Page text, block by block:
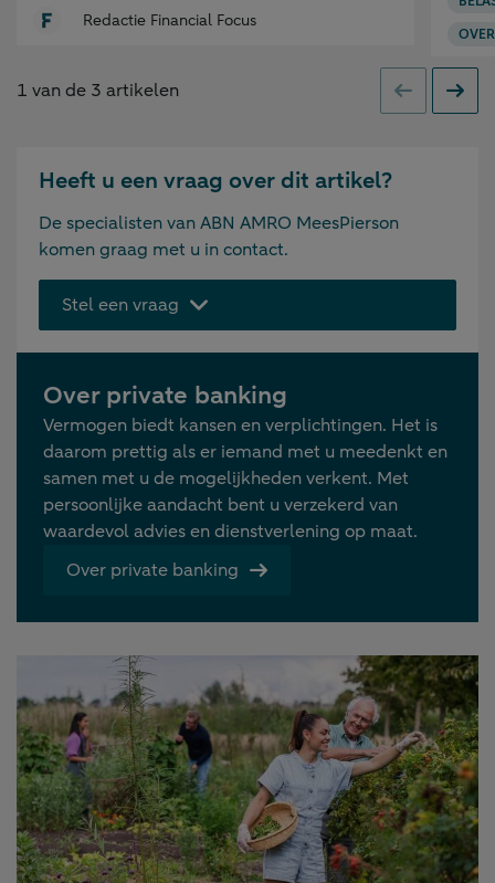
Redactie Financial Focus
1 van de 3 artikelen Vorige
Heeft u een vraag over dit artikel?
De specialisten van ABN AMRO MeesPierson
komen graag met u in contact.
Stel een vraag
Over private banking
Vermogen biedt kansen en verplichtingen. Het is
daarom prettig als er iemand met u meedenkt en
samen met u de mogelijkheden verkent. Met
persoonlijke aandacht bent u verzekerd van
waardevol advies en dienstverlening op maat.
Over private banking